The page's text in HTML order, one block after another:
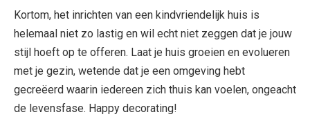
Kortom, het inrichten van een kindvriendelijk huis is
helemaal niet zo lastig en wil echt niet zeggen dat je jouw
stijl hoeft op te offeren. Laat je huis groeien en evolueren
met je gezin, wetende dat je een omgeving hebt
gecreëerd waarin iedereen zich thuis kan voelen, ongeacht
de levensfase. Happy decorating!